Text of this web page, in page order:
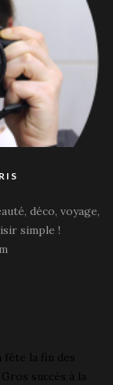
déco, voyage,
simple !